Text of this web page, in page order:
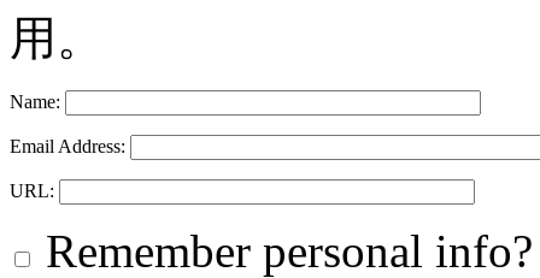
用。
Name:
Email Address:
URL:
Remember personal info?